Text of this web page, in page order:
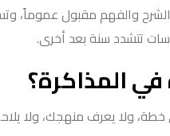
والفهم مقبول عموماً،
تتشدد سنة بعد أخرى.
المذاكرة؟
ولا يعرف منهجك، ولا